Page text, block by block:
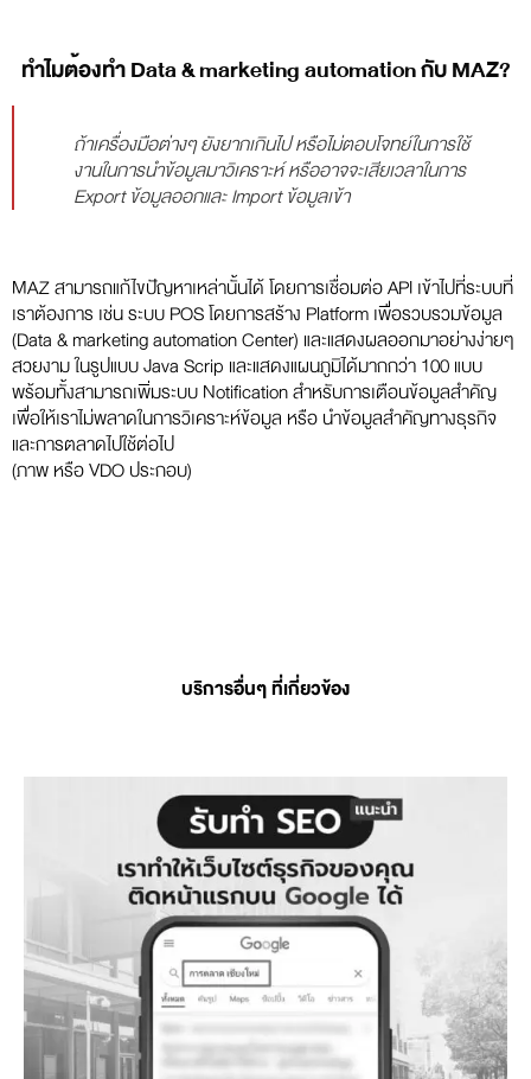
ทำไมต้องทำ Data & marketing automation กับ MAZ?
ถ้าเครื่องมือต่างๆ ยังยากเกินไป หรือไม่ตอบโจทย์ในการใช้
งานในการนำข้อมูลมาวิเคราะห์ หรืออาจจะเสียเวลาในการ
Export ข้อมูลออกและ Import ข้อมูลเข้า
MAZ สามารถแก้ไขปัญหาเหล่านั้นได้ โดยการเชื่อมต่อ API เข้าไปที่ระบบที่
เราต้องการ เช่น ระบบ POS โดยการสร้าง Platform เพื่อรวบรวมข้อมูล
(Data & marketing automation Center) และแสดงผลออกมาอย่างง่ายๆ
สวยงาม ในรูปแบบ Java Scrip และแสดงแผนภูมิได้มากกว่า 100 แบบ
พร้อมทั้งสามารถเพิ่มระบบ Notification สำหรับการเตือนข้อมูลสำคัญ
เพื่อให้เราไม่พลาดในการวิเคราะห์ข้อมูล หรือ นำข้อมูลสำคัญทางธุรกิจ
และการตลาดไปใช้ต่อไป
(ภาพ หรือ VDO ประกอบ)
บริการอื่นๆ ที่เกี่ยวข้อง